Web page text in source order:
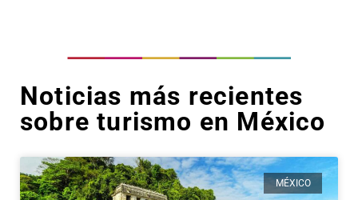
Noticias más recientes
sobre turismo en México
MÉXICO